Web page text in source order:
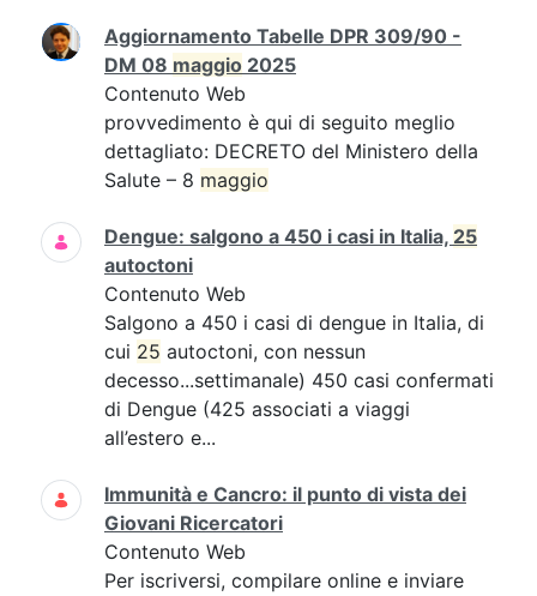
Aggiornamento Tabelle DPR 309/90 -
DM 08 maggio 2025
Contenuto Web
provvedimento è qui di seguito meglio
dettagliato: DECRETO del Ministero della
Salute – 8 maggio
Dengue: salgono a 450 i casi in Italia, 25
autoctoni
Contenuto Web
Salgono a 450 i casi di dengue in Italia, di
cui 25 autoctoni, con nessun
decesso...settimanale) 450 casi confermati
di Dengue (425 associati a viaggi
all’estero e...
Immunità e Cancro: il punto di vista dei
Giovani Ricercatori
Contenuto Web
Per iscriversi, compilare online e inviare